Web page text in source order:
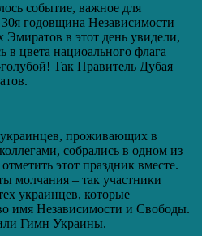
событие, важное для
годовщина Независимости
в этот день увидели,
в цвета нациоального флага
Так Правитель Дубая
проживающих в
собрались в одном из
этот праздник вместе.
молчания – так участники
украинцев, которые
имя Независимости и Свободы.
Гимн Украины.